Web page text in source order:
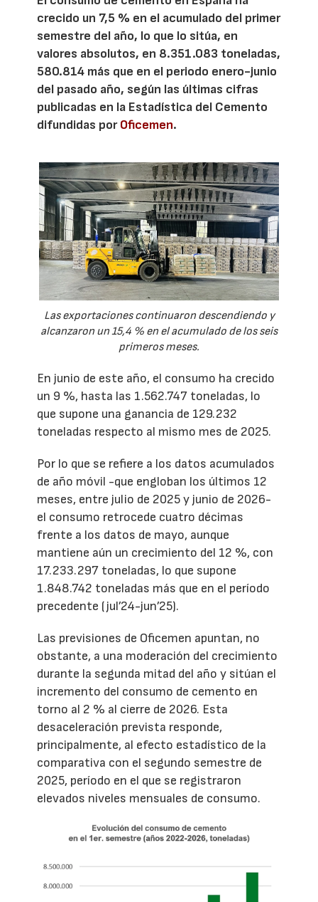
crecido un 7,5 % en el acumulado del primer
semestre del año, lo que lo sitúa, en
valores absolutos, en 8.351.083 toneladas,
580.814 más que en el periodo enero-junio
del pasado año, según las últimas cifras
publicadas en la Estadística del Cemento
difundidas porOficemen.
Las exportaciones continuaron descendiendo y
alcanzaron un 15,4 % en el acumulado de los seis
primeros meses.
En junio de este año, el consumo ha crecido
un 9 %, hasta las 1.562.747 toneladas, lo
que supone una ganancia de 129.232
toneladas respecto al mismo mes de 2025.
Por lo que se refiere a los datos acumulados
de año móvil -que engloban los últimos 12
meses, entre julio de 2025 y junio de 2026-
el consumo retrocede cuatro décimas
frente a los datos de mayo, aunque
mantiene aún un crecimiento del 12 %, con
17.233.297 toneladas, lo que supone
1.848.742 toneladas más que en el período
precedente (jul’24-jun’25).
Las previsiones de Oficemen apuntan, no
obstante, a una moderación del crecimiento
durante la segunda mitad del año y sitúan el
incremento del consumo de cemento en
torno al 2 % al cierre de 2026. Esta
desaceleración prevista responde,
principalmente, al efecto estadístico de la
comparativa con el segundo semestre de
2025, período en el que se registraron
elevados niveles mensuales de consumo.